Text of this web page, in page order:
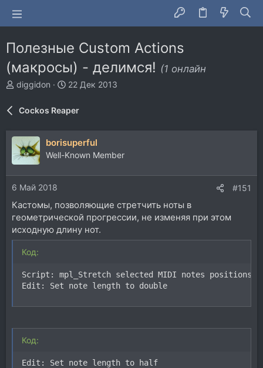
Полезные Custom Actions
(макросы) - делимся! (1 онлайн
А
т
р
т
е
м
diggidon
Д
н
а
ч
22 Дек 2013
Cockos Reaper
borisuperful
Well-Known Member
6 Май 2018 #151
Кастомы, позволяющие стретчить ноты в
геометрической прогрессии, не изменяя при этом
исходную длину нот.
Код:
Script: mpl_Stretch selected MIDI notes positions
Edit: Set note length to double
Код:
Edit: Set note length to half